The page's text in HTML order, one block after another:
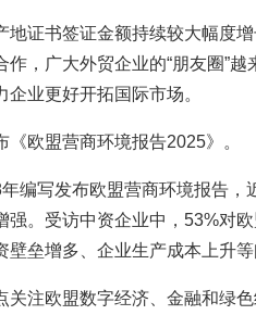
地证书签证金额持续较大幅度
作，广大外贸企业的“朋友圈”
业更好开拓国际市场。
《欧盟营商环境报告2025》。
编写发布欧盟营商环境报告
强。受访中资企业中，53%对
壁垒增多、企业生产成本上升等
关注欧盟数字经济、金融和绿色